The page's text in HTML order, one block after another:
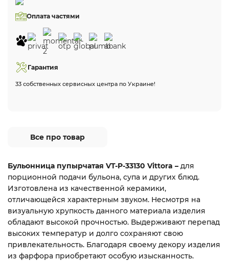
Оплата частями
Гарантия
33 собственных сервисных центра по Украине!
Все про товар
Бульонница пупырчатая VT-P-33130 Vittora – для
порционной подачи бульона, супа и других блюд.
Изготовлена из качественной керамики,
отличающейся характерным звуком. Несмотря на
визуальную хрупкость данного материала изделия
обладают высокой прочностью. Выдерживают перепад
высоких температур и долго сохраняют свою
привлекательность. Благодаря своему декору изделия
из фарфора приобретают особую изысканность.